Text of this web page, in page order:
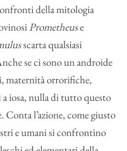
della mitologia
Prometheuse
scarta qualsiasi
se ci sono un androide
maternità orrorifiche,
iosa, nulla di tutto questo
Conta l’azione, come giusto
e umani si confrontino